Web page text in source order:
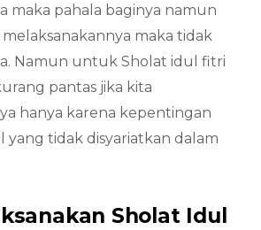
maka pahala baginya namun
maka tidak
Namun untuk Sholat idul fitri
pantas jika kita
hanya karena kepentingan
yang tidak disyariatkan dalam
Sholat Idul